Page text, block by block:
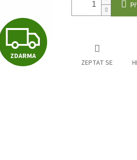
Z
D
ZDARMA
ZEPTAT SE